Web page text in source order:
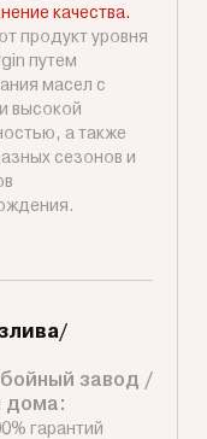
качества.
продукт уровня
путем
масел с
высокой
а также
сезонов и
завод /
дома:
гарантий